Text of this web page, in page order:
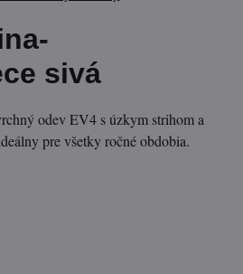
sivá
odev EV4 s úzkym strihom a
pre všetky ročné obdobia.